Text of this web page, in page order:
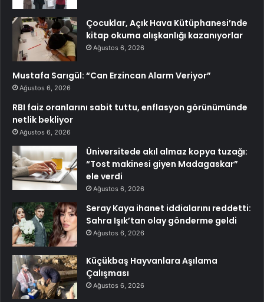
Çocuklar, Açık Hava Kütüphanesi’nde
kitap okuma alışkanlığı kazanıyorlar
Ağustos 6, 2026
Mustafa Sarıgül: “Can Erzincan Alarm Veriyor”
Ağustos 6, 2026
RBI faiz oranlarını sabit tuttu, enflasyon görünümünde
netlik bekliyor
Ağustos 6, 2026
Üniversitede akıl almaz kopya tuzağı:
“Tost makinesi giyen Madagaskar”
ele verdi
Ağustos 6, 2026
Seray Kaya ihanet iddialarını reddetti:
Sahra Işık’tan olay gönderme geldi
Ağustos 6, 2026
Küçükbaş Hayvanlara Aşılama
Çalışması
Ağustos 6, 2026